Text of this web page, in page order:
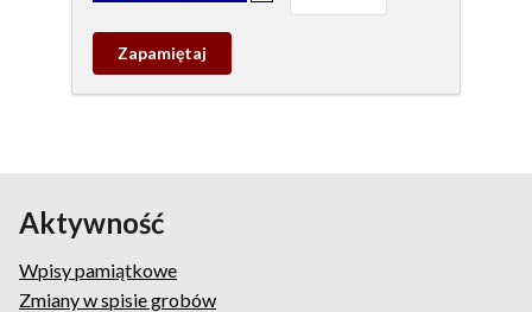
Zapamietaj
wpis
Aktywność
Wpisy pamiątkowe
Zmiany w spisie grobów